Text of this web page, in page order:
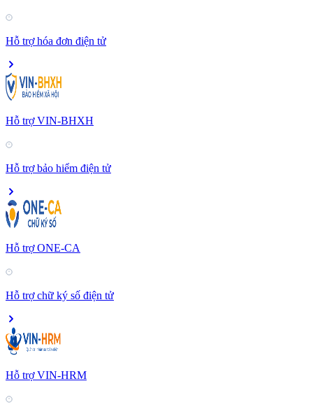
Hỗ trợ hóa đơn điện tử
Hỗ trợ VIN-BHXH
Hỗ trợ bảo hiểm điện tử
Hỗ trợ ONE-CA
Hỗ trợ chữ ký số điện tử
Hỗ trợ VIN-HRM